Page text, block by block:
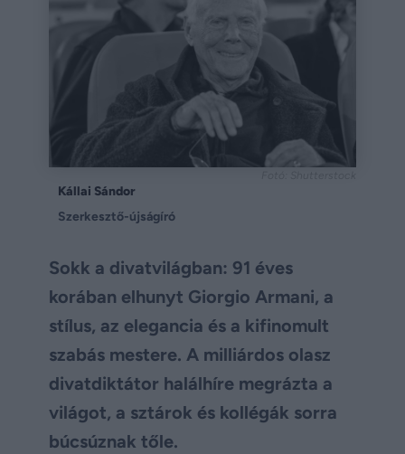
Kállai Sándor
Szerkesztő-újságíró
Sokk a divatvilágban: 91 éves
korában elhunyt Giorgio Armani, a
stílus, az elegancia és a kifinomult
szabás mestere. A milliárdos olasz
divatdiktátor halálhíre megrázta a
világot, a sztárok és kollégák sorra
búcsúznak tőle.